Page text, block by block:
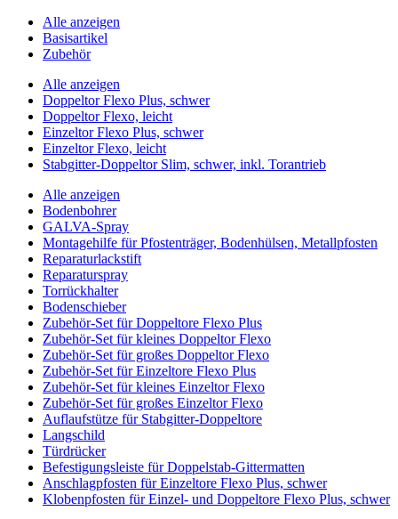
Alle anzeigen
Basisartikel
Zubehör
Alle anzeigen
Doppeltor Flexo Plus, schwer
Doppeltor Flexo, leicht
Einzeltor Flexo Plus, schwer
Einzeltor Flexo, leicht
Stabgitter-Doppeltor Slim, schwer, inkl. Torantrieb
Alle anzeigen
Bodenbohrer
GALVA-Spray
Montagehilfe für Pfostenträger, Bodenhülsen, Metallpfosten
Reparaturlackstift
Reparaturspray
Torrückhalter
Bodenschieber
Zubehör-Set für Doppeltore Flexo Plus
Zubehör-Set für kleines Doppeltor Flexo
Zubehör-Set für großes Doppeltor Flexo
Zubehör-Set für Einzeltore Flexo Plus
Zubehör-Set für kleines Einzeltor Flexo
Zubehör-Set für großes Einzeltor Flexo
Auflaufstütze für Stabgitter-Doppeltore
Langschild
Türdrücker
Befestigungsleiste für Doppelstab-Gittermatten
Anschlagpfosten für Einzeltore Flexo Plus, schwer
Klobenpfosten für Einzel- und Doppeltore Flexo Plus, schwer